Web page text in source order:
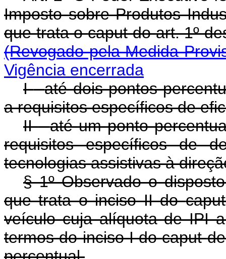
Imposto sobre Produtos
que trata ocaputdo art. 1º
(Revogado pela Medida
Vigência encerrada
I-até dois pontos
a requisitos específicos de
II-até um ponto
requisitos específicos de
tecnologias assistivas à
§ 1º Observado o
que trata o inciso II do
veículo cuja alíquota de IPI
termos do inciso I docaput